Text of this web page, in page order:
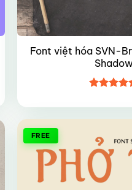
Font việt hóa SVN-
hạng55
FREE